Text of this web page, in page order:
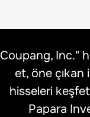
Coupang, Inc."
et, öne
hisseleri
Papara